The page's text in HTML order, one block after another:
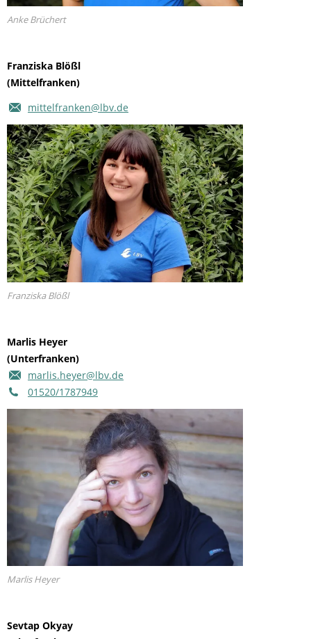
Anke Brüchert
Franziska Blößl
(Mittelfranken)
mittelfranken@lbv.de
Franziska Blößl
Marlis Heyer
(Unterfranken)
marlis.heyer@lbv.de
01520/1787949
Marlis Heyer
Sevtap Okyay